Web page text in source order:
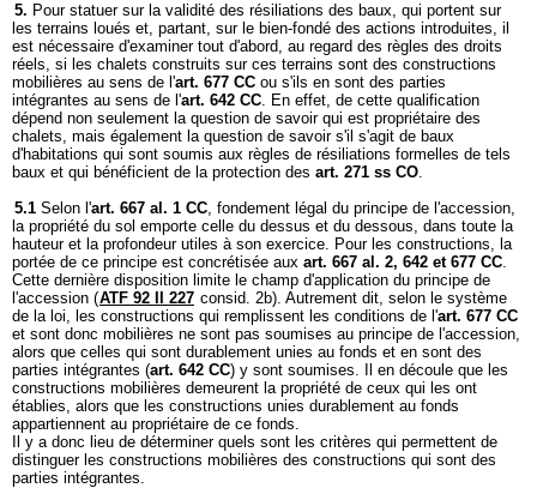
5. Pour statuer sur la validité des résiliations des baux, qui portent sur
les terrains loués et, partant, sur le bien-fondé des actions introduites, il
est nécessaire d'examiner tout d'abord, au regard des règles des droits
réels, si les chalets construits sur ces terrains sont des constructions
mobilières au sens de l'art. 677 CC ou s'ils en sont des parties
intégrantes au sens de l'art. 642 CC. En effet, de cette qualification
dépend non seulement la question de savoir qui est propriétaire des
chalets, mais également la question de savoir s'il s'agit de baux
d'habitations qui sont soumis aux règles de résiliations formelles de tels
baux et qui bénéficient de la protection des art. 271 ss CO.
5.1 Selon l'art. 667 al. 1 CC, fondement légal du principe de l'accession,
la propriété du sol emporte celle du dessus et du dessous, dans toute la
hauteur et la profondeur utiles à son exercice. Pour les constructions, la
portée de ce principe est concrétisée aux art. 667 al. 2, 642 et 677 CC.
Cette dernière disposition limite le champ d'application du principe de
l'accession (ATF 92 II 227 consid. 2b). Autrement dit, selon le système
de la loi, les constructions qui remplissent les conditions de l'art. 677 CC
et sont donc mobilières ne sont pas soumises au principe de l'accession,
alors que celles qui sont durablement unies au fonds et en sont des
parties intégrantes (art. 642 CC) y sont soumises. Il en découle que les
constructions mobilières demeurent la propriété de ceux qui les ont
établies, alors que les constructions unies durablement au fonds
appartiennent au propriétaire de ce fonds.
Il y a donc lieu de déterminer quels sont les critères qui permettent de
distinguer les constructions mobilières des constructions qui sont des
parties intégrantes.